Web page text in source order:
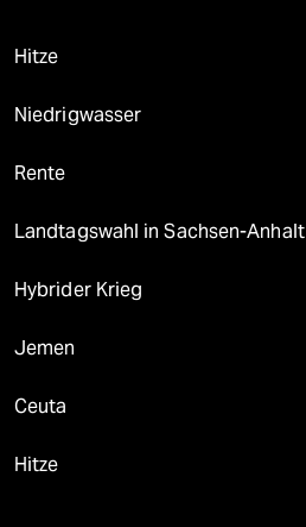
Hitze
Niedrigwasser
Rente
Landtagswahl in Sachsen-Anhalt
Hybrider Krieg
Jemen
Ceuta
Hitze